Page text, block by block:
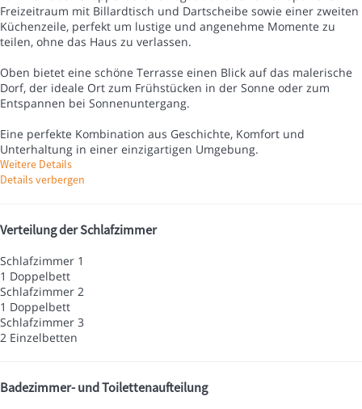
Freizeitraum mit Billardtisch und Dartscheibe sowie einer zweiten
Küchenzeile, perfekt um lustige und angenehme Momente zu
teilen, ohne das Haus zu verlassen.
Oben bietet eine schöne Terrasse einen Blick auf das malerische
Dorf, der ideale Ort zum Frühstücken in der Sonne oder zum
Entspannen bei Sonnenuntergang.
Eine perfekte Kombination aus Geschichte, Komfort und
Unterhaltung in einer einzigartigen Umgebung.
Weitere Details
Details verbergen
Verteilung der Schlafzimmer
Schlafzimmer 1
1 Doppelbett
Schlafzimmer 2
1 Doppelbett
Schlafzimmer 3
2 Einzelbetten
Badezimmer- und Toilettenaufteilung